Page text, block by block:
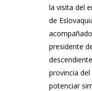
la visita del
de
presidente
provincia
potenciar